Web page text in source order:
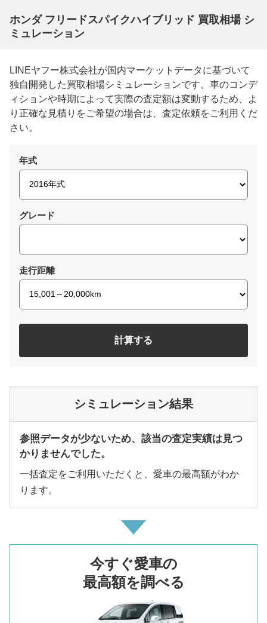
ホンダ フリードスパイクハイブリッド 買取相場 シ
ミュレーション
LINEヤフー株式会社が国内マーケットデータに基づいて
独自開発した買取相場シミュレーションです。車のコンデ
ィションや時期によって実際の査定額は変動するため、よ
り正確な見積りをご希望の場合は、査定依頼をご利用くだ
さい。
年式
グレード
走行距離
計算する
シミュレーション結果
参照データが少ないため、該当の査定実績は見つ
かりませんでした。
一括査定をご利用いただくと、愛車の最高額がわか
ります。
今すぐ愛車の
最高額を調べる